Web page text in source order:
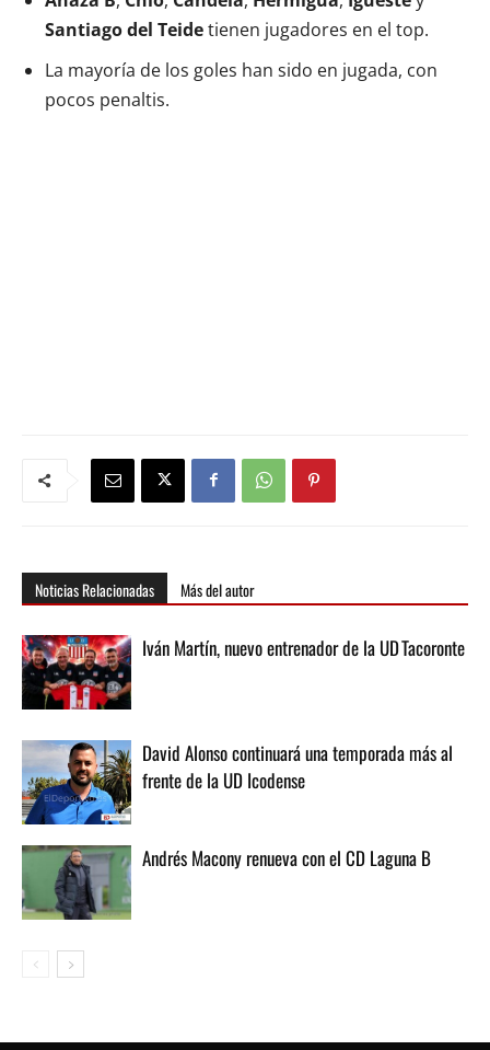
Santiago del Teidetienen jugadores en el top.
La mayoría de los goles han sido en jugada, con
pocos penaltis.
Noticias Relacionadas Más del autor
Iván Martín, nuevo entrenador de la UD Tacoronte
David Alonso continuará una temporada más al
frente de la UD Icodense
Andrés Macony renueva con el CD Laguna B